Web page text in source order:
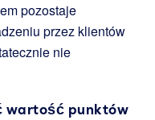
pozostaje
przez klientów
nie
wartość punktów